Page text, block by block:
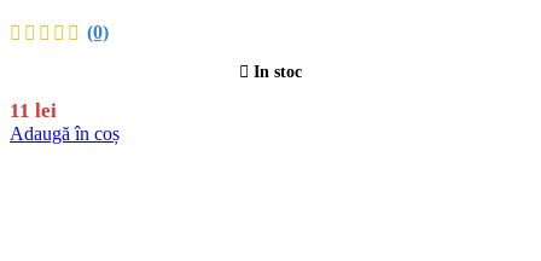
(0)
In stoc
11 lei
Adaugă în coș